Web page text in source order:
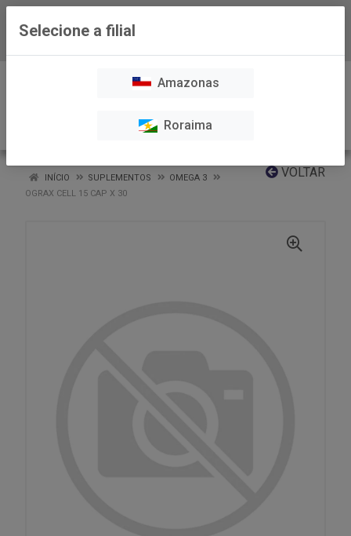
VOLTAR
INÍCIO SUPLEMENTOS
OMEGA 3
OGRAX CELL 15 CAP X 30
Selecione a filial
Amazonas
Roraima